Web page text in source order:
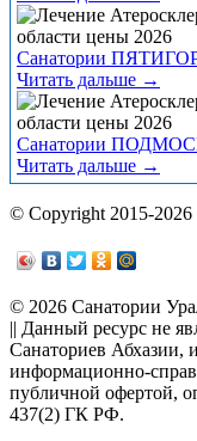
Санатории
Читать дальше →
Санатории
Читать дальше →
© Copyright 2015-2026
© 2026 Санатории
|| Данный ресурс не
Санаториев Абхазии,
информационно-
публичной офертой,
437(2) ГК РФ.